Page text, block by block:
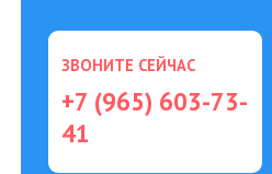
ЗВОНИТЕ СЕЙЧАС
+7 (965) 603-73-
41